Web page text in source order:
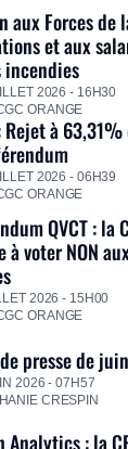
sociale, le
afin de
pour
aux Forces de
et aux
incendies
2026 - 16H30
ORANGE
à 63,31%
2026 - 06H39
ORANGE
QVCT : la
à voter NON
2026 - 15H00
ORANGE
presse de
2026 - 07H57
CRESPIN
Analytics : la